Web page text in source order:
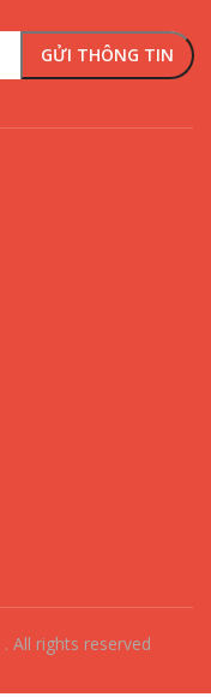
. All rights reserved